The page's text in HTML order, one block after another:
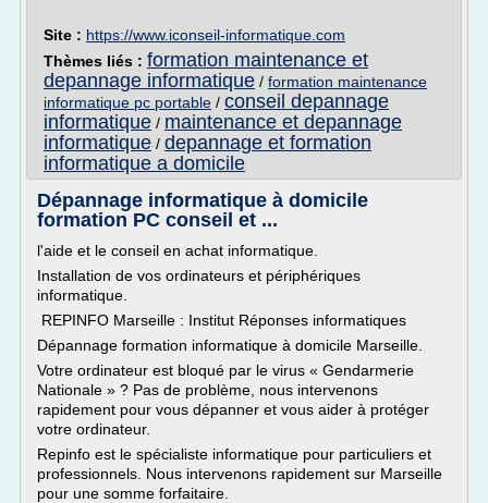
Site : https://www.iconseil-informatique.com
Thèmes liés : formation maintenance et
depannage informatique / formation maintenance
informatique pc portable / conseil depannage
informatique / maintenance et depannage
informatique / depannage et formation
informatique a domicile
Dépannage informatique à domicile
formation PC conseil et ...
l'aide et le conseil en achat informatique.
Installation de vos ordinateurs et périphériques
informatique.
REPINFO Marseille : Institut Réponses informatiques
Dépannage formation informatique à domicile Marseille.
Votre ordinateur est bloqué par le virus « Gendarmerie
Nationale » ? Pas de problème, nous intervenons
rapidement pour vous dépanner et vous aider à protéger
votre ordinateur.
Repinfo est le spécialiste informatique pour particuliers et
professionnels. Nous intervenons rapidement sur Marseille
pour une somme forfaitaire.